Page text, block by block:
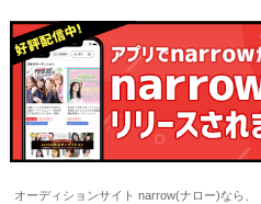
オーディションサイト narrow(ナロー)なら